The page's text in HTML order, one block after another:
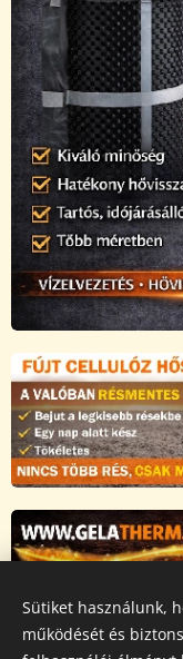
Az oldalt a
Sütiket használunk,
működését és